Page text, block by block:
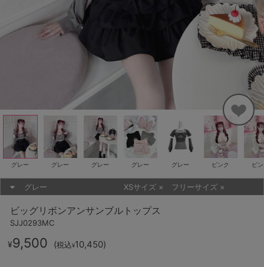
グレー グレー グレー グレー グレー ピンク ピ
グレー XSサイズ × フリーサイズ ×
ビッグリボンアンサンブルトップス
SJJ0293MC
¥9,500 (税込¥10,450)